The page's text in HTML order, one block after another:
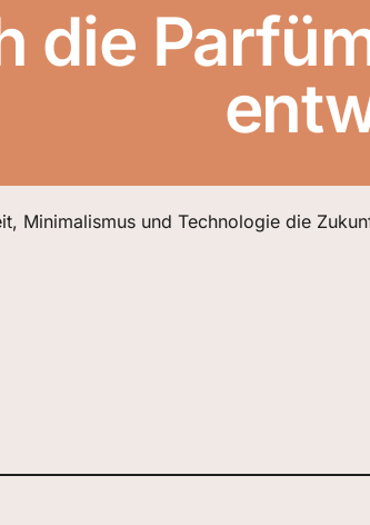
die
Minimalismus und Technologie die